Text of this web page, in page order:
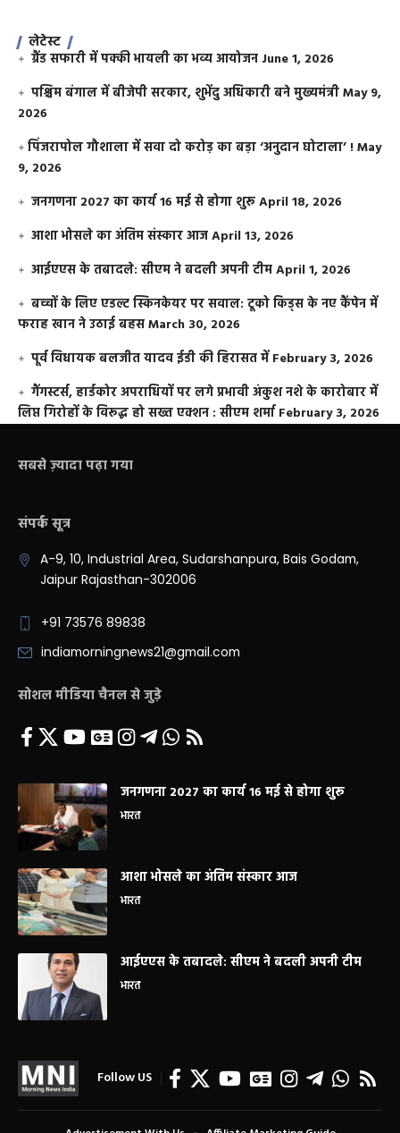
लेटेस्ट
ग्रैंड सफारी में पक्की भायली का भव्य आयोजन June 1, 2026
पश्चिम बंगाल में बीजेपी सरकार, शुभेंदु अधिकारी बने मुख्यमंत्रीMay 9,
2026
​पिंजरापोल गौशाला में सवा दो करोड़ का बड़ा ‘अनुदान घोटाला’ !May
9, 2026
जनगणना 2027 का कार्य 16 मई से होगा शुरूApril 18, 2026
आशा भोसले का अंतिम संस्कार आजApril 13, 2026
आईएएस के तबादले: सीएम ने बदली अपनी टीमApril 1, 2026
बच्चों के लिए एडल्ट स्किनकेयर पर सवाल: टूको किड्स के नए कैंपेन में
फराह खान ने उठाई बहसMarch 30, 2026
पूर्व विधायक बलजीत यादव ईडी की हिरासत में February 3, 2026
गैंगस्टर्स, हार्डकोर अपराधियों पर लगे प्रभावी अंकुश नशे के कारोबार में
लिप्त गिरोहों के विरूद्ध हो सख्त एक्शन : सीएम शर्मा February 3, 2026
सबसे ज़्यादा पढ़ा गया
संपर्क सूत्र
A-9, 10, Industrial Area, Sudarshanpura, Bais Godam,
Jaipur Rajasthan-302006
+91 73576 89838
indiamorningnews21@gmail.com
सोशल मीडिया चैनल से जुड़े
जनगणना 2027 का कार्य 16 मई से होगा शुरू
भारत
आशा भोसले का अंतिम संस्कार आज
भारत
आईएएस के तबादले: सीएम ने बदली अपनी टीम
भारत
Follow US